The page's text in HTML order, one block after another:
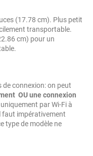
(17.78 cm). Plus petit
transportable.
cm) pour un
de connexion: on peut
OU une connexion
par Wi-Fi à
faut impérativement
type de modèle ne